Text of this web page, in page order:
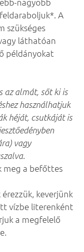
A
szükséges
láthatóan
példányokat
az almát, sőt ki is
használhatjuk
héját, csutkáját is
vagy
meg a befőttes
keverjünk
vízbe literenként
a megfelelő